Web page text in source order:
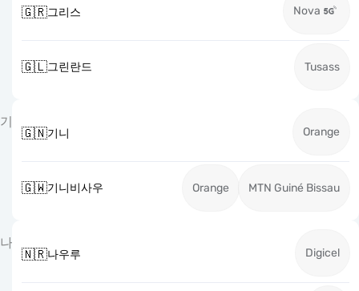
🇬🇷그리스 Nova
🇬🇱그린란드 Tusass
기
🇬🇳기니 Orange
🇬🇼기니비사우 Orange MTN Guiné Bissau
나
🇳🇷나우루 Digicel